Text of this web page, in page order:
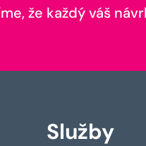
že každý váš
Služby